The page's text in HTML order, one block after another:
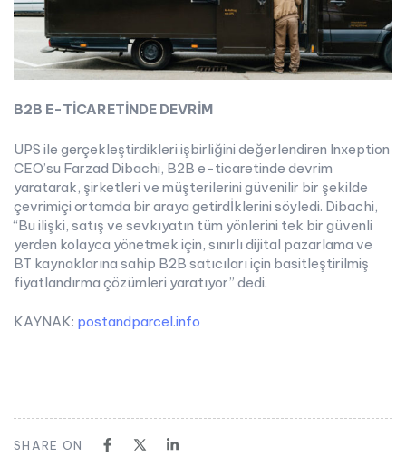
B2B E-TİCARETİNDE DEVRİM
UPS ile gerçekleştirdikleri işbirliğini değerlendiren Inxeption
CEO’su Farzad Dibachi, B2B e-ticaretinde devrim
yaratarak, şirketleri ve müşterilerini güvenilir bir şekilde
çevrimiçi ortamda bir araya getirdİklerini söyledi. Dibachi,
“Bu ilişki, satış ve sevkıyatın tüm yönlerini tek bir güvenli
yerden kolayca yönetmek için, sınırlı dijital pazarlama ve
BT kaynaklarına sahip B2B satıcıları için basitleştirilmiş
fiyatlandırma çözümleri yaratıyor” dedi.
KAYNAK: postandparcel.info
SHARE ON